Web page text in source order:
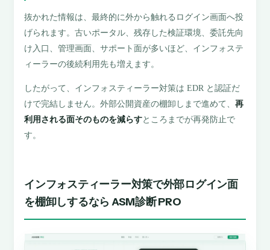
抜かれた情報は、最終的に外から触れるログイン画面へ投
げられます。古いポータル、残存した検証環境、委託先向
け入口、管理画面、サポート面が多いほど、インフォステ
ィーラーの後続利用先も増えます。
したがって、インフォスティーラー対策は EDR と認証だ
けで完結しません。外部公開資産の棚卸しまで進めて、再
利用される面そのものを減らすところまでが再発防止で
す。
インフォスティーラー対策で外部ログイン面
を棚卸しするなら ASM診断 PRO